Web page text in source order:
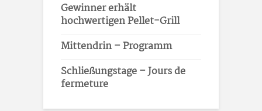
Gewinner erhält
hochwertigen Pellet-Grill
Mittendrin – Programm
Schließungstage – Jours de
fermeture